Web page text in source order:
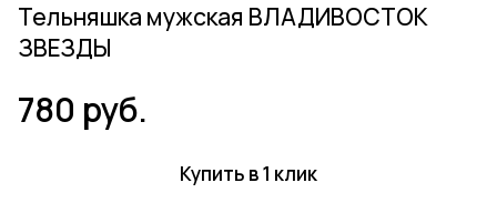
Тельняшка мужская ВЛАДИВОСТОК
ЗВЕЗДЫ
780 руб.
Купить в 1 клик